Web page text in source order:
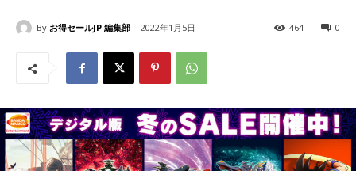
By お得セールJP 編集部 2022年1月5日 0
464